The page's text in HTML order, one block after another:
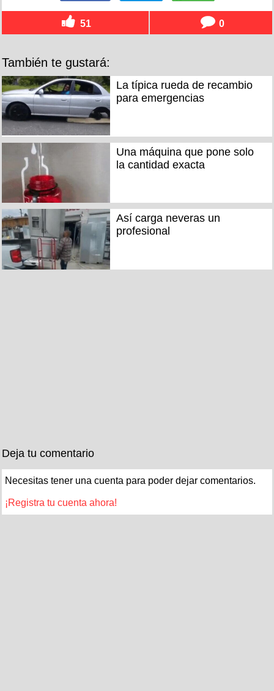
51 0
También te gustará:
La típica rueda de recambio
para emergencias
Una máquina que pone solo
la cantidad exacta
Así carga neveras un
profesional
Deja tu comentario
Necesitas tener una cuenta para poder dejar comentarios.
¡Registra tu cuenta ahora!